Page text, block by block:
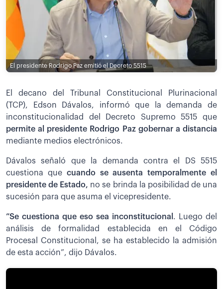
El presidente Rodrigo Paz emitió el Decreto 5515
El decano del Tribunal Constitucional Plurinacional
(TCP), Edson Dávalos, informó que la demanda de
inconstitucionalidad del Decreto Supremo 5515 que
permite al presidente Rodrigo Paz gobernar a distancia
mediante medios electrónicos.
Dávalos señaló que la demanda contra el DS 5515
cuestiona que cuando se ausenta temporalmente el
presidente de Estado, no se brinda la posibilidad de una
sucesión para que asuma el vicepresidente.
”Se cuestiona que eso sea inconstitucional . Luego del
análisis de formalidad establecida en el Código
Procesal Constitucional, se ha establecido la admisión
de esta acción”, dijo Dávalos.